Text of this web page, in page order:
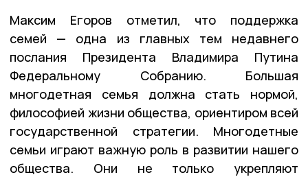
Максим Егоров отметил, что поддержка
семей — одна из главных тем недавнего
послания Президента Владимира Путина
Федеральному Собранию. Большая
многодетная семья должна стать нормой,
философией жизни общества, ориентиром всей
государственной стратегии. Многодетные
семьи играют важную роль в развитии нашего
общества. Они не только укрепляют